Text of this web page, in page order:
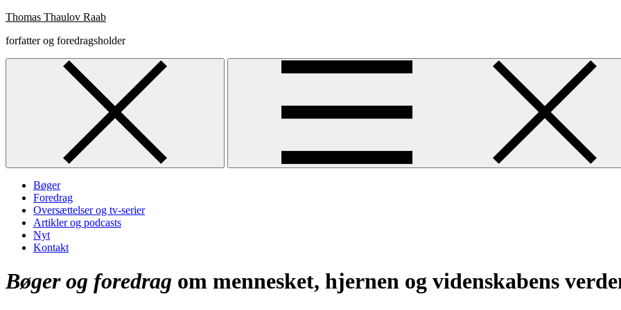
Skip
content
Thomas Thaulov Raab
forfatter og foredragsholder
Bøger
Foredrag
Oversættelser og tv-serier
Artikler og podcasts
Nyt
Kontakt
Bøger og foredrag om mennesket, hjernen og videnskabens